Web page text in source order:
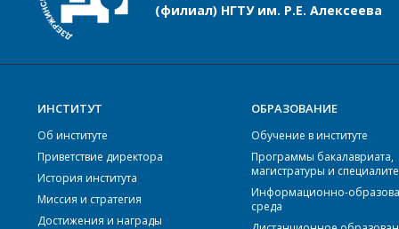
(филиал) НГТУ им. Р.Е. Алексеева
ИНСТИТУТ
Об институте
Приветствие директора
История института
Миссия и стратегия
Достижения и награды
ОБРАЗОВАНИЕ
Обучение в институте
Программы бакалавриата,
магистратуры и
Информационно-
среда